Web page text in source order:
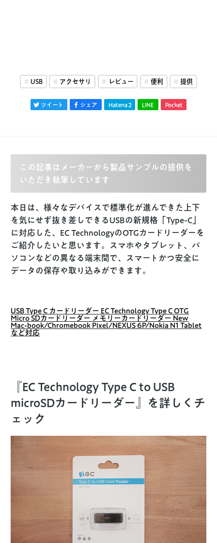
USB アクセサリ レビュー 便利 提供
ツイート シェア Hatena 2 LINE Pocket
この記事はメーカーから製品サンプルの提供を
いただき執筆しています
本日は、様々なデバイスで標準化が進んできた上下
を気にせず抜き差しできるUSBの新規格「Type-C」
に対応した、EC TechnologyのOTGカードリーダーを
ご紹介したいと思います。スマホやタブレット、パ
ソコンなどの異なる端末間で、スマートかつ安全に
データの保存や取り込みができます。
USB Type C カードリーダー EC Technology Type C OTG
Micro SDカードリーダー メモリーカードリーダー New
Mac-book/Chromebook Pixel/NEXUS 6P/Nokia N1 Tablet
など対応
『EC Technology Type C to USB
microSDカードリーダー』を詳しくチ
ェック